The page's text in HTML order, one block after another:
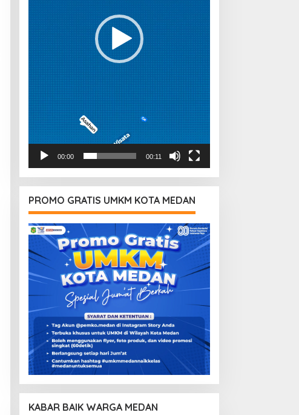
00:00 00:11
PROMO GRATIS UMKM KOTA MEDAN
KABAR BAIK WARGA MEDAN